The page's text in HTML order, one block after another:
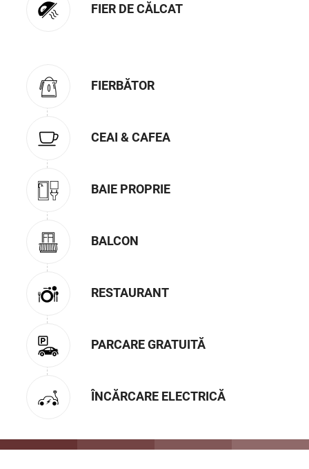
FIER DE CĂLCAT
FIERBĂTOR
CEAI & CAFEA
BAIE PROPRIE
BALCON
RESTAURANT
PARCARE GRATUITĂ
ÎNCĂRCARE ELECTRICĂ